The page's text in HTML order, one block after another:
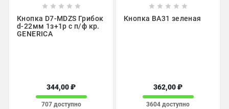
    
Кнопка D7-MDZS Грибок
d-22мм 1з+1р с п/ф кр.
GENERICA
344,00 ₽
707 доступно
    
Кнопка BA31 зеленая
362,00 ₽
3604 доступно